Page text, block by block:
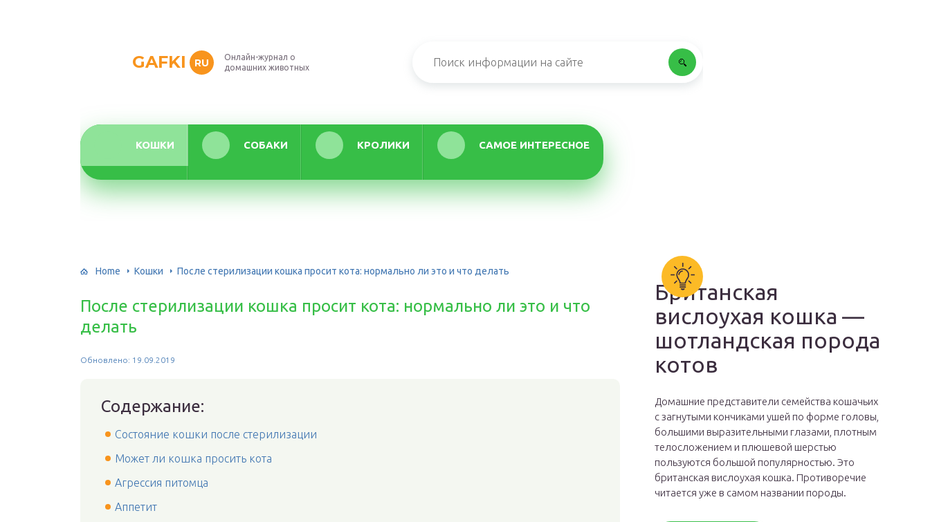
GAFKI RU
Онлайн-журнал о
домашних животных
КОШКИ СОБАКИ КРОЛИКИ САМОЕ ИНТЕРЕСНОЕ
Home Кошки После стерилизации кошка просит кота: нормально ли это и что делать
После стерилизации кошка просит кота: нормально ли это и что
делать
Обновлено: 19.09.2019
Содержание:
Состояние кошки после стерилизации
Может ли кошка просить кота
Агрессия питомца
Аппетит
Британская
вислоухая кошка —
шотландская порода
котов
Домашние представители семейства кошачьих
с загнутыми кончиками ушей по форме головы,
большими выразительными глазами, плотным
телосложением и плюшевой шерстью
пользуются большой популярностью. Это
британская вислоухая кошка. Противоречие
читается уже в самом названии породы.